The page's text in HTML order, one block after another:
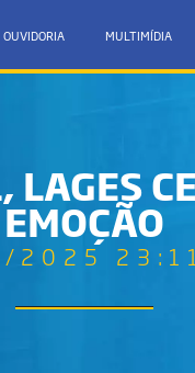
OUVIDORIA MULTIMÍDIA
LAGES
EMOÇÃO
2025